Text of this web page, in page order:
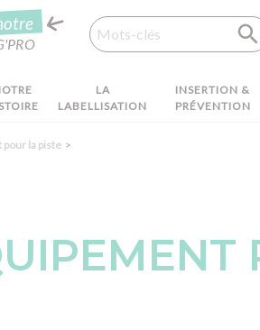
LA
LABELLISATION
INSERTION &
PRÉVENTION
Recherche
la piste